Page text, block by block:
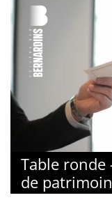
Table ronde
de